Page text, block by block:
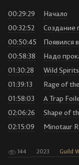
00:29:29
Начало
00:32:52
Создание
00:50:45
Появился
00:58:38
Надо
01:30:28
Wild Spirits
01:39:13
Rage of
01:58:03
A Trap
02:06:26
Shape of
02:15:09
Minotaur
144 2023 Guild